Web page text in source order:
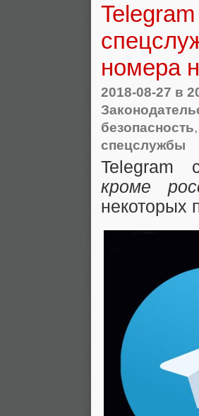
номера
2018-08-27 в
безопасность
спецслужбы
Telegram
кроме
некоторых